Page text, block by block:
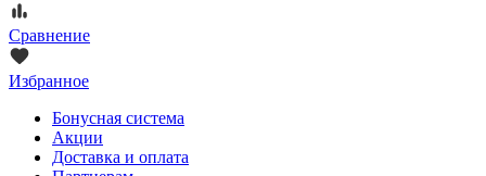
Сравнение
Избранное
Бонусная система
Акции
Доставка и оплата